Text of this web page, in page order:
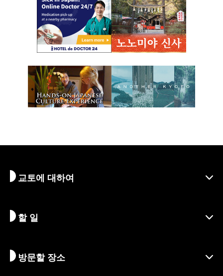
교토에 대하여
교토 알아보기
시즌별 정보
할 일
여행 아이디어
방문할 장소